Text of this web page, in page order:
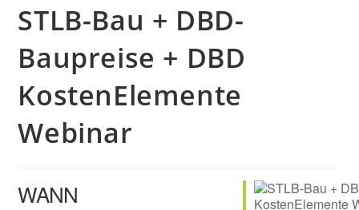
STLB-Bau + DBD-
Baupreise + DBD
KostenElemente
Webinar
WANN